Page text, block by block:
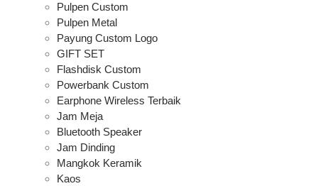
Pulpen Custom
Pulpen Metal
Payung Custom Logo
GIFT SET
Flashdisk Custom
Powerbank Custom
Earphone Wireless Terbaik
Jam Meja
Bluetooth Speaker
Jam Dinding
Mangkok Keramik
Kaos